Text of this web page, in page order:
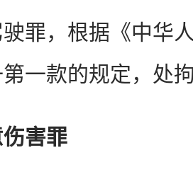
，根据《中华人
一款的规定，处
害罪